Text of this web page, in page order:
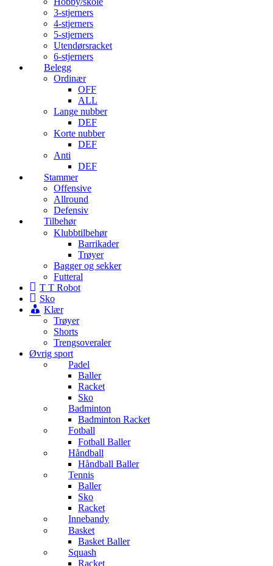
3-stjerners
4-stjerners
5-stjerners
Utendørsracket
6-stjerners
Belegg
Ordinær
OFF
ALL
Lange nubber
DEF
Korte nubber
DEF
Anti
DEF
Stammer
Offensive
Allround
Defensiv
Tilbehør
Klubbtilbehør
Barrikader
Trøyer
Bagger og sekker
Futteral
T T Robot
Sko
Klær
Trøyer
Shorts
Trengsoveraler
Øvrig sport
Padel
Baller
Racket
Sko
Badminton
Badminton Racket
Fotball
Fotball Baller
Håndball
Håndball Baller
Tennis
Baller
Sko
Racket
Innebandy
Basket
Basket Baller
Squash
Racket